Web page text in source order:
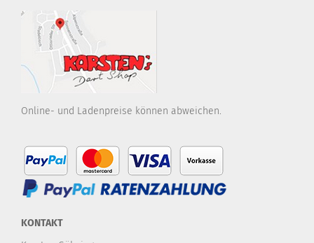
Online- und Ladenpreise können abweichen.
KONTAKT